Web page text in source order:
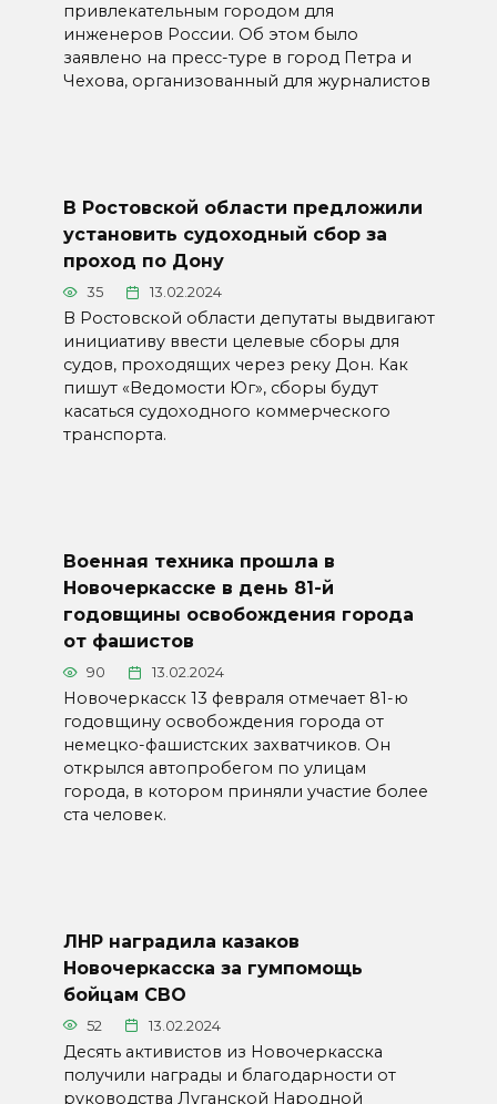
привлекательным городом для
инженеров России. Об этом было
заявлено на пресс-туре в город Петра и
Чехова, организованный для журналистов
В Ростовской области предложили
установить судоходный сбор за
проход по Дону
35 13.02.2024
В Ростовской области депутаты выдвигают
инициативу ввести целевые сборы для
судов, проходящих через реку Дон. Как
пишут «Ведомости Юг», сборы будут
касаться судоходного коммерческого
транспорта.
Военная техника прошла в
Новочеркасске в день 81-й
годовщины освобождения города
от фашистов
90 13.02.2024
Новочеркасск 13 февраля отмечает 81-ю
годовщину освобождения города от
немецко-фашистских захватчиков. Он
открылся автопробегом по улицам
города, в котором приняли участие более
ста человек.
ЛНР наградила казаков
Новочеркасска за гумпомощь
бойцам СВО
52 13.02.2024
Десять активистов из Новочеркасска
получили награды и благодарности от
руководства Луганской Народной